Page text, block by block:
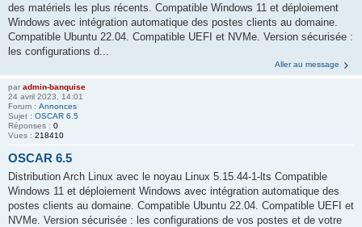
des matériels les plus récents. Compatible Windows 11 et déploiement
Windows avec intégration automatique des postes clients au domaine.
Compatible Ubuntu 22.04. Compatible UEFI et NVMe. Version sécurisée :
les configurations d...
Aller au message
par admin-banquise
24 avril 2023, 14:01
Forum : Annonces
Sujet : OSCAR 6.5
Réponses : 0
Vues : 218410
OSCAR 6.5
Distribution Arch Linux avec le noyau Linux 5.15.44-1-lts Compatible
Windows 11 et déploiement Windows avec intégration automatique des
postes clients au domaine. Compatible Ubuntu 22.04. Compatible UEFI et
NVMe. Version sécurisée : les configurations de vos postes et de votre